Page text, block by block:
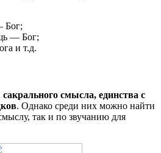
Бог;
— Бог;
и т.д.
смысла, единства с
. Однако среди них можно найти
так и по звучанию для